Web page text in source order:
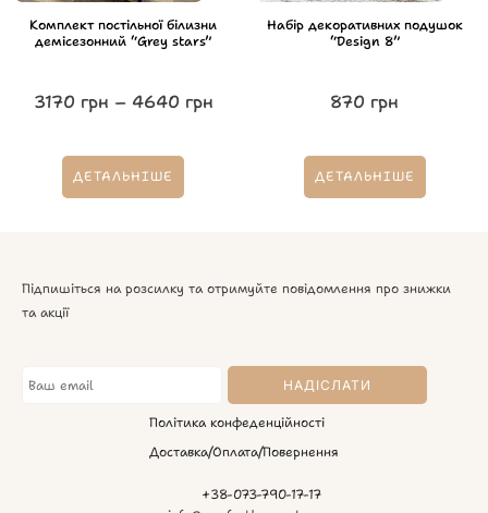
Комплект постільної білизни
демісезонний “Grey stars”
3170 грн – 4640 грн
ДЕТАЛЬНІШЕ
Набір декоративних подушок
“Design 8”
870 грн
ДЕТАЛЬНІШЕ
Підпишіться на розсилку та отримуйте повідомлення про знижки
та акції
Політика конфеденційності
Доставка/Оплата/Повернення
+38-073-790-17-17